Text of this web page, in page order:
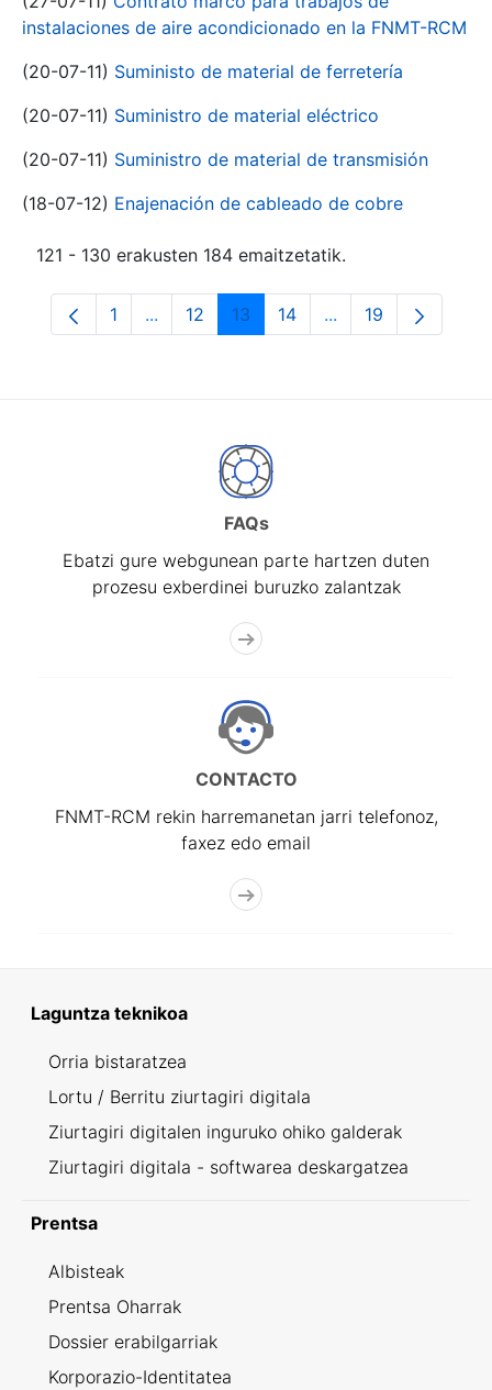
instalaciones de aire acondicionado en la FNMT-RCM
(20-07-11) Suministo de material de ferretería
(20-07-11) Suministro de material eléctrico
(20-07-11) Suministro de material de transmisión
(18-07-12) Enajenación de cableado de cobre
121 - 130 erakusten 184 emaitzetatik.
Orrialdea
1 ...Intermediate Pages Use TAB to navigate.
Orrialdea
12 Orrialdea
13 Orrialdea
14 ...Intermediate
Orrialdea
19
FAQs
Ebatzi gure webgunean parte hartzen duten
prozesu exberdinei buruzko zalantzak
CONTACTO
FNMT-RCM rekin harremanetan jarri telefonoz,
faxez edo email
Laguntza teknikoa
Orria bistaratzea
Lortu / Berritu ziurtagiri digitala
Ziurtagiri digitalen inguruko ohiko galderak
Ziurtagiri digitala - softwarea deskargatzea
Prentsa
Albisteak
Prentsa Oharrak
Dossier erabilgarriak
Korporazio-Identitatea